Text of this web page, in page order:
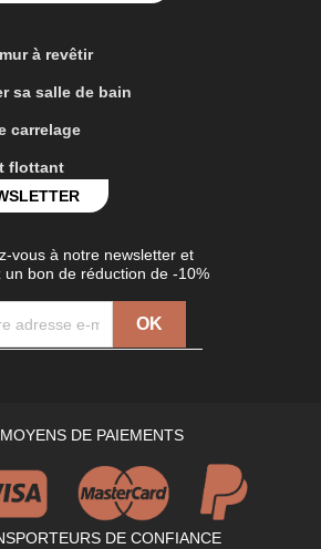
à revêtir
sa salle de bain
carrelage
flottant
vous à notre newsletter et
un bon de réduction de -10%
DE PAIEMENTS
DE CONFIANCE